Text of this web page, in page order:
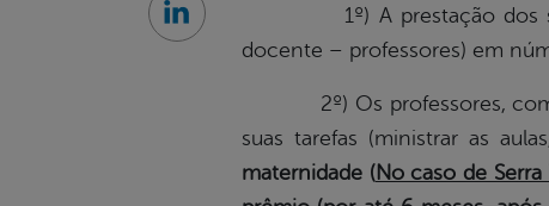
1º) A prestação dos
docente – professores) em
2º) Os professores, como
suas tarefas (ministrar as
maternidade (No caso de
Linkedin